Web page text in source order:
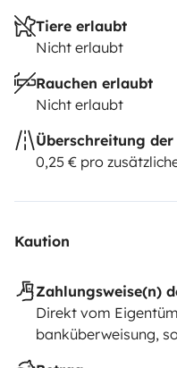
Tiere erlaubt
Nicht erlaubt
Rauchen erlaubt
Nicht erlaubt
Überschreitung
0,25 € pro
Kaution
Zahlungsweise(n)
Direkt vom
banküberweisung,